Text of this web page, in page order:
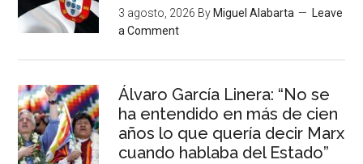
3 agosto, 2026 By Miguel Alabarta
Leave
a Comment
Álvaro García Linera: “No se
ha entendido en más de cien
años lo que quería decir Marx
cuando hablaba del Estado”